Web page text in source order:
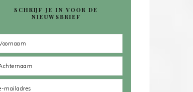
SCHRIJF JE IN VOOR DE
NIEUWSBRIEF